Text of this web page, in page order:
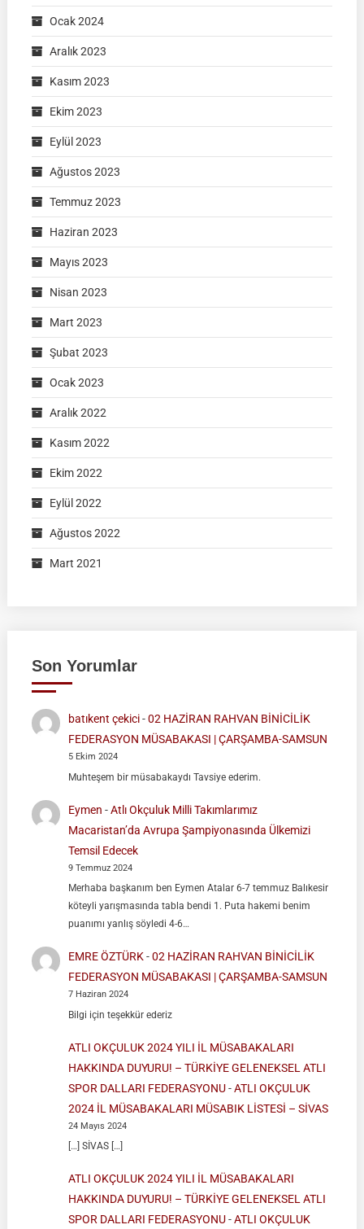
Ocak 2024
Aralık 2023
Kasım 2023
Ekim 2023
Eylül 2023
Ağustos 2023
Temmuz 2023
Haziran 2023
Mayıs 2023
Nisan 2023
Mart 2023
Şubat 2023
Ocak 2023
Aralık 2022
Kasım 2022
Ekim 2022
Eylül 2022
Ağustos 2022
Mart 2021
Son Yorumlar
batıkent çekici-02 HAZİRAN RAHVAN BİNİCİLİK
FEDERASYON MÜSABAKASI | ÇARŞAMBA-SAMSUN
5 Ekim 2024
Muhteşem bir müsabakaydı Tavsiye ederim.
Eymen -Atlı Okçuluk Milli Takımlarımız
Macaristan’da Avrupa Şampiyonasında Ülkemizi
Temsil Edecek
9 Temmuz 2024
Merhaba başkanım ben Eymen Atalar 6-7 temmuz Balıkesir
köteyli yarışmasında tabla bendi 1. Puta hakemi benim
puanımı yanlış söyledi 4-6…
EMRE ÖZTÜRK-02 HAZİRAN RAHVAN BİNİCİLİK
FEDERASYON MÜSABAKASI | ÇARŞAMBA-SAMSUN
7 Haziran 2024
Bilgi için teşekkür ederiz
ATLI OKÇULUK 2024 YILI İL MÜSABAKALARI
HAKKINDA DUYURU! – TÜRKİYE GELENEKSEL ATLI
SPOR DALLARI FEDERASYONU-ATLI OKÇULUK
2024 İL MÜSABAKALARI MÜSABIK LİSTESİ – SİVAS
24 Mayıs 2024
[…] SİVAS […]
ATLI OKÇULUK 2024 YILI İL MÜSABAKALARI
HAKKINDA DUYURU! – TÜRKİYE GELENEKSEL ATLI
SPOR DALLARI FEDERASYONU-ATLI OKÇULUK